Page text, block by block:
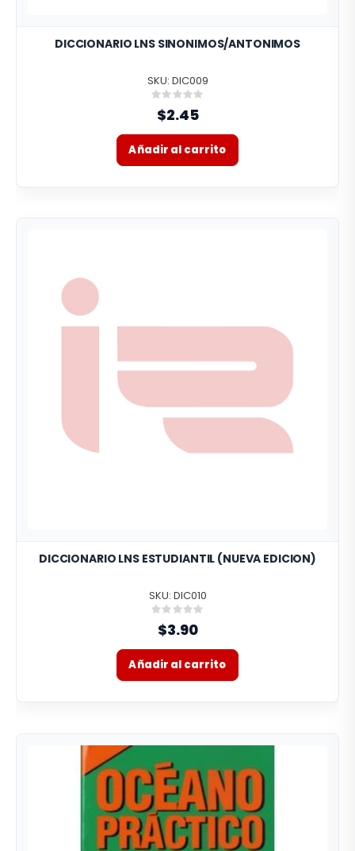
DICCIONARIO LNS SINONIMOS/ANTONIMOS
SKU: DIC009
Rating:
0%
$2.45
Añadir al carrito
DICCIONARIO LNS ESTUDIANTIL (NUEVA EDICION)
SKU: DIC010
Rating:
0%
$3.90
Añadir al carrito